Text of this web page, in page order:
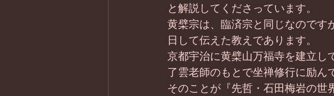
と解説してくださっています。
黄檗宗は、臨済宗と同じなのです
日して伝えた教えであります。
京都宇治に黄檗山万福寺を建立し
了雲老師のもとで坐禅修行に励ん
そのことが『先哲・石田梅岩の世